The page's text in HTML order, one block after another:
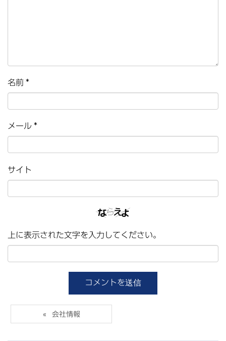
名前 *
メール *
サイト
上に表示された文字を入力してください。
会社情報